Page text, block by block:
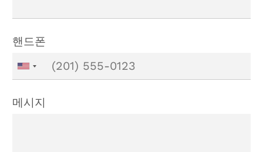
핸드폰
메시지